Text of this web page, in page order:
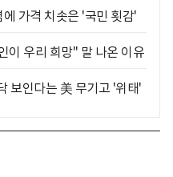
가격 치솟은 '국민 횟감'
이 우리 희망" 말 나온 이유
보인다는 美 무기고 '위태'